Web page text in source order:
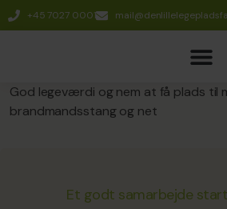
+45 7027 0001
God legeværdi og nem at få plads til
brandmandsstang og net
Et godt samarbejde